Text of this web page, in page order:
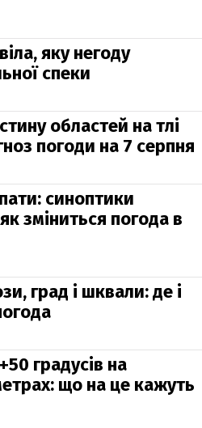
яку негоду
спеки
областей на тлі
погоди на 7 серпня
синоптики
зміниться погода в
град і шквали: де і
градусів на
що на це кажуть